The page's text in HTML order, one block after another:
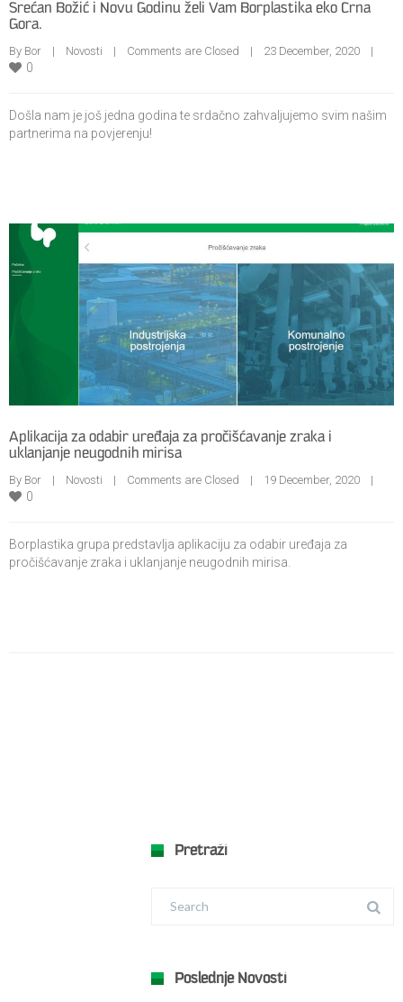
Srećan Božić i Novu Godinu želi Vam Borplastika eko Crna
Gora.
By Bor    | Novosti
    |
Comments are Closed
0
Došla nam je još jedna godina te srdačno zahvaljujemo svim našim
partnerima na povjerenju!
Aplikacija za odabir uređaja za pročišćavanje zraka i
uklanjanje neugodnih mirisa
By Bor    | Novosti
    |
Comments are Closed
0
Borplastika grupa predstavlja aplikaciju za odabir uređaja za
pročišćavanje zraka i uklanjanje neugodnih mirisa.
Pretraži
Poslednje Novosti